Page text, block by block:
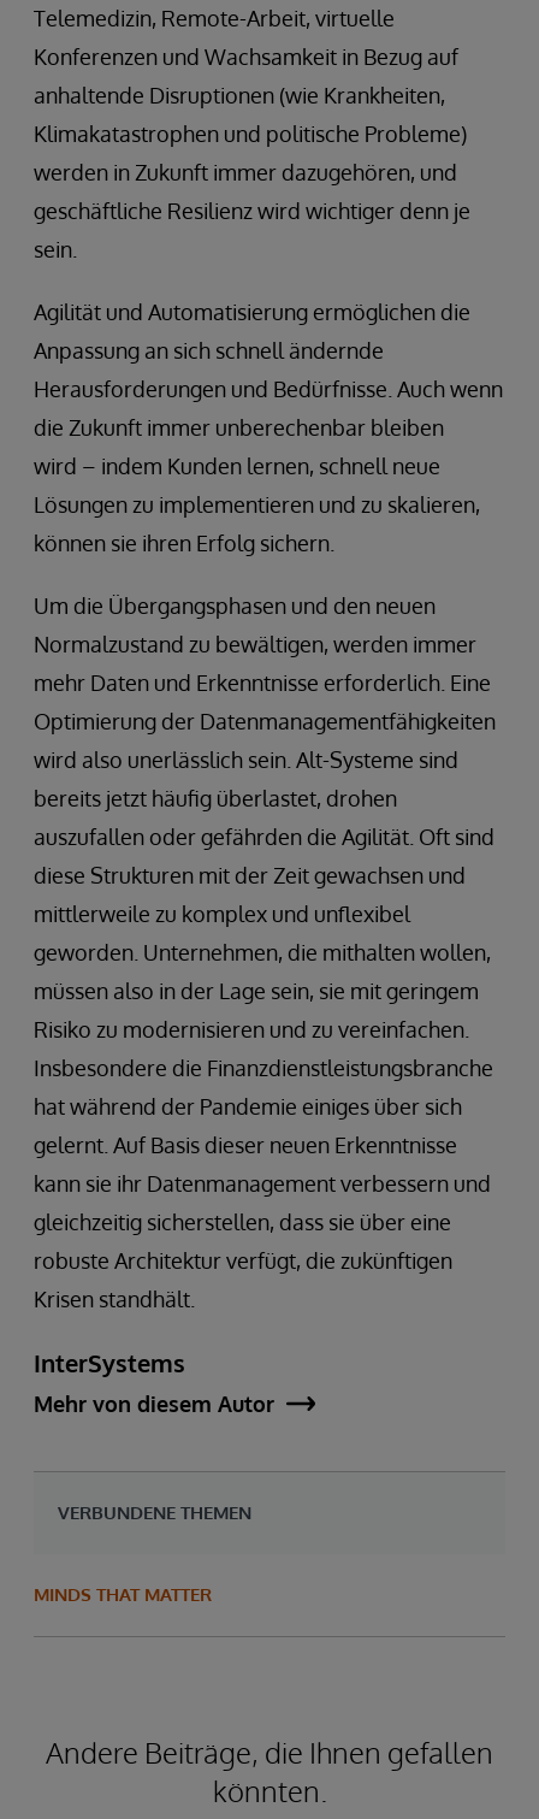
Telemedizin, Remote-Arbeit, virtuelle
Konferenzen und Wachsamkeit in Bezug auf
anhaltende Disruptionen (wie Krankheiten,
Klimakatastrophen und politische Probleme)
werden in Zukunft immer dazugehören, und
geschäftliche Resilienz wird wichtiger denn je
sein.
Agilität und Automatisierung ermöglichen die
Anpassung an sich schnell ändernde
Herausforderungen und Bedürfnisse. Auch wenn
die Zukunft immer unberechenbar bleiben
wird – indem Kunden lernen, schnell neue
Lösungen zu implementieren und zu skalieren,
können sie ihren Erfolg sichern.
Um die Übergangsphasen und den neuen
Normalzustand zu bewältigen, werden immer
mehr Daten und Erkenntnisse erforderlich. Eine
Optimierung der Datenmanagementfähigkeiten
wird also unerlässlich sein. Alt-Systeme sind
bereits jetzt häufig überlastet, drohen
auszufallen oder gefährden die Agilität. Oft sind
diese Strukturen mit der Zeit gewachsen und
mittlerweile zu komplex und unflexibel
geworden. Unternehmen, die mithalten wollen,
müssen also in der Lage sein, sie mit geringem
Risiko zu modernisieren und zu vereinfachen.
Insbesondere die Finanzdienstleistungsbranche
hat während der Pandemie einiges über sich
gelernt. Auf Basis dieser neuen Erkenntnisse
kann sie ihr Datenmanagement verbessern und
gleichzeitig sicherstellen, dass sie über eine
robuste Architektur verfügt, die zukünftigen
Krisen standhält.
InterSystems
Mehr von diesem Autor
VERBUNDENE THEMEN
MINDS THAT MATTER
Andere Beiträge, die Ihnen gefallen
könnten.